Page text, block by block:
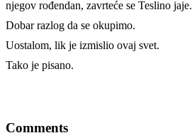
njegov rođendan, zavrteće se Teslino jaje.
Dobar razlog da se okupimo.
Uostalom, lik je izmislio ovaj svet.
Tako je pisano.
Comments